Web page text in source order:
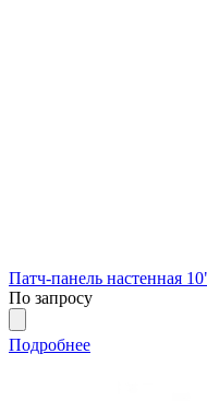
Патч-панель настенная
По запросу
Подробнее